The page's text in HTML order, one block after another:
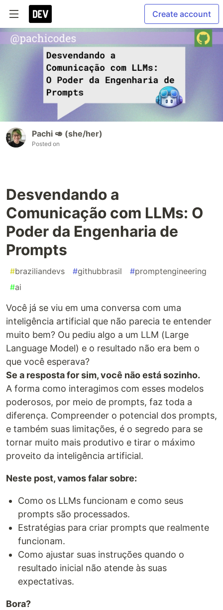
Create account
Pachi 🥑 (she/her)
Posted on
Desvendando a
Comunicação com LLMs: O
Poder da Engenharia de
Prompts
#braziliandevs #githubbrasil #promptengineering
#ai
Você já se viu em uma conversa com uma
inteligência artificial que não parecia te entender
muito bem? Ou pediu algo a um LLM (Large
Language Model) e o resultado não era bem o
que você esperava?
Se a resposta for sim, você não está sozinho.
A forma como interagimos com esses modelos
poderosos, por meio de prompts, faz toda a
diferença. Compreender o potencial dos prompts,
e também suas limitações, é o segredo para se
tornar muito mais produtivo e tirar o máximo
proveito da inteligência artificial.
Neste post, vamos falar sobre:
Como os LLMs funcionam e como seus
prompts são processados.
Estratégias para criar prompts que realmente
funcionam.
Como ajustar suas instruções quando o
resultado inicial não atende às suas
expectativas.
Bora?